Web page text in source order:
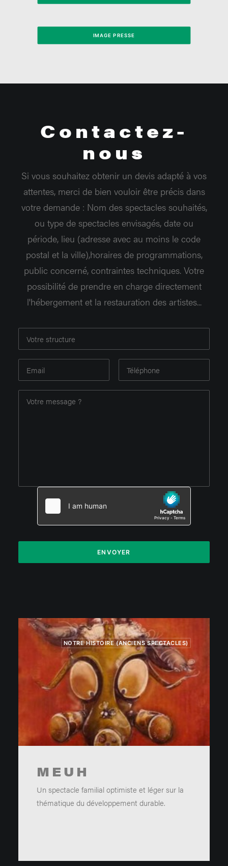
IMAGE PRESSE
Contactez-
nous
Si vous souhaitez obtenir un devis adapté à vos
attentes, merci de bien vouloir être précis dans
votre demande : Nom des spectacles souhaités,
ou type de spectacles envisagés, date ou
période, lieu (adresse avec au moins le code
postal et la ville),horaires de programmations,
public concerné, contraintes techniques. Votre
possibilité de prendre en charge directement
l'hébergement et la restauration des artistes...
NOTRE HISTOIRE (ANCIENS SPECTACLES)
MEUH
Un spectacle familial optimiste et léger sur la
thématique du développement durable.